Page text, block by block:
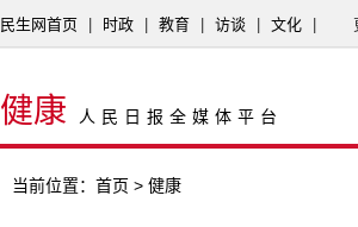
民生网首页 时政 教育 访谈 文化
健康 人民日报全媒体平台
当前位置： 首页 > 健康